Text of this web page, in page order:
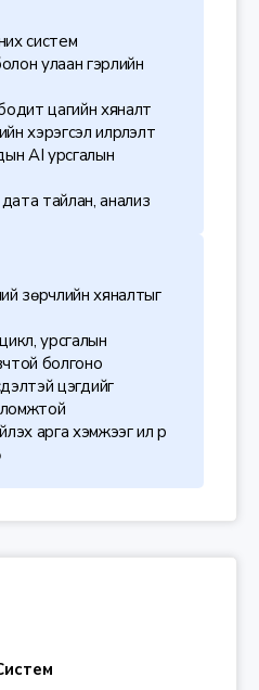
систем
улаан гэрлийн
цагийн хяналт
хэрэгсэл илрүүлэлт
AI урсгалын
тайлан, анализ
зөрчлийн хяналтыг
урсгалын
болгоно
цэгүүдийг
арга хэмжээг илүү үр